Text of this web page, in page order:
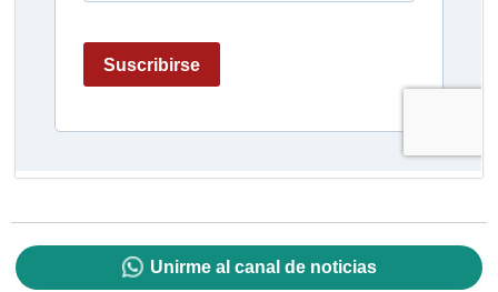
Unirme al canal de noticias